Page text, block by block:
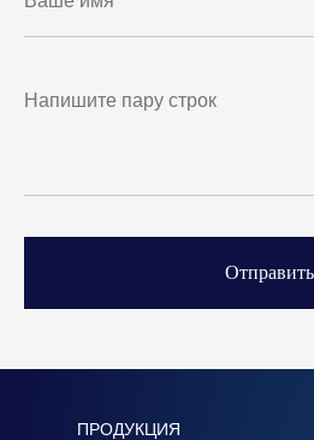
Отправить
ПРОДУКЦИЯ